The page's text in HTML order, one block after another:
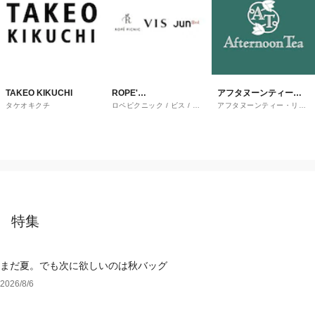
TAKEO KIKUCHI
タケオキクチ
ROPE'
PICNIC/VIS/JUNRED
ロペピクニック / ビス / ジ
アフタヌーンティー・
リビング
アフタヌーンティー・リビ
特集
まだ夏。でも次に欲しいのは秋バッグ
2026/8/6